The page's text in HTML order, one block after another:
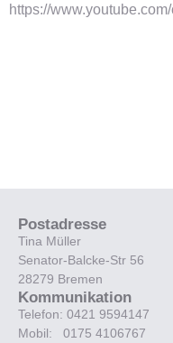
https://
Postadresse
Tina Müller
Senator-Balcke-Str 56
28279 Bremen
Kommunikation
Telefon: 0421 9594147
Mobil: 0175 4106767